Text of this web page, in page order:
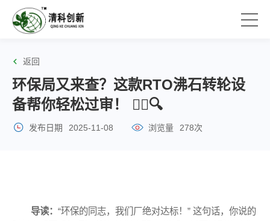
返回
环保局又来查？这款RTO沸石转轮设
备帮你轻松过审！ 👮‍♂️🔍
发布日期 2025-11-08 浏览量 278次
导读： “环保的同志，我们厂绝对达标！” 这句话，你说的